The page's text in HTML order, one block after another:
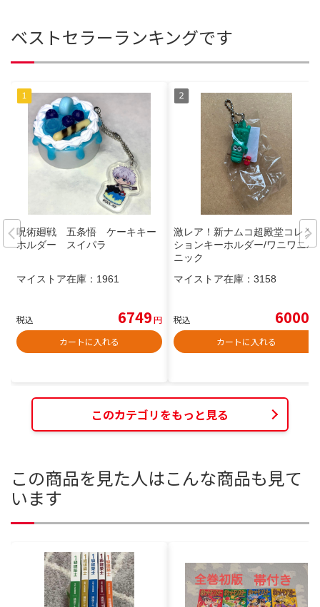
ベストセラーランキングです
呪術廻戦 五条悟 ケーキキー
ホルダー スイパラ
マイストア在庫： 1961
税込 6749円
カートに入れる
激レア！新ナムコ超殿堂コレク
ションキーホルダー/ワニワニパ
ニック
マイストア在庫： 3158
税込 6000
カートに入れる
このカテゴリをもっと見る
この商品を見た人はこんな商品も見て
います